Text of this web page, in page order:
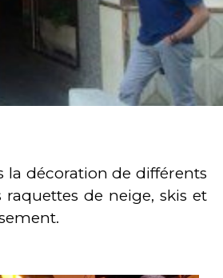
la décoration de différents
de neige, skis et